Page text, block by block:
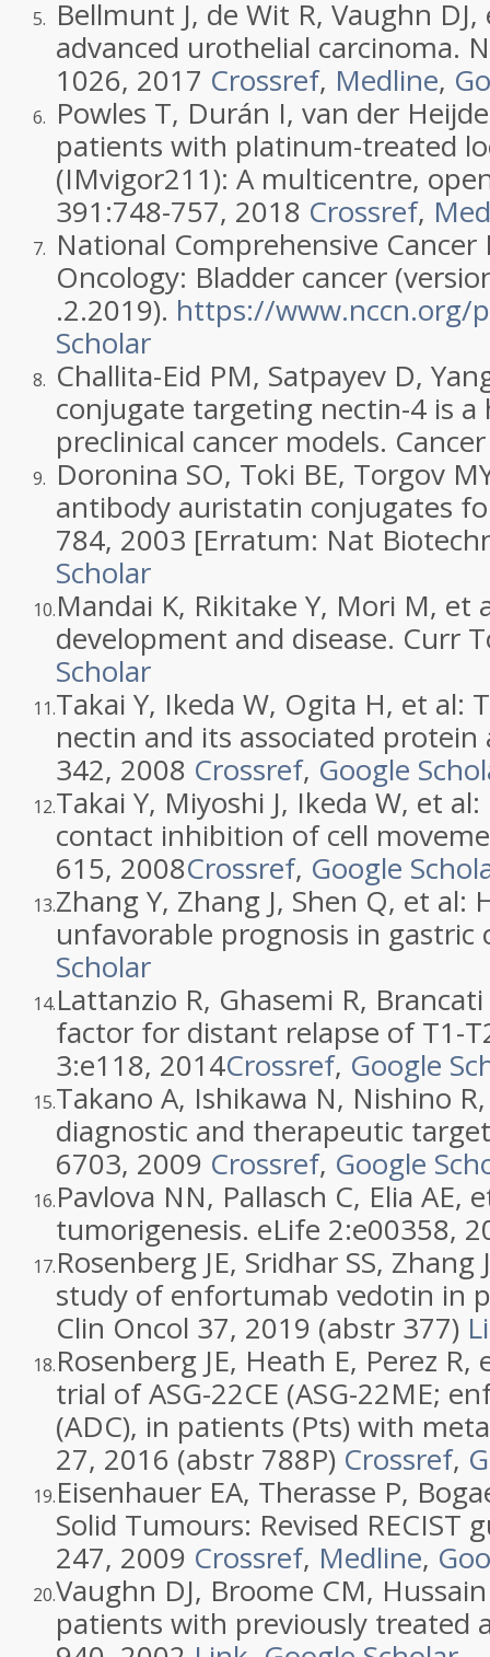
5. Bellmunt J, de Wit R, Vaughn
advanced urothelial carcinoma.
1026, 2017 Crossref, Medline,
6. Powles T, Durán I, van der
patients with platinum-treated
(IMvigor211): A multicentre,
391:748-757, 2018 Crossref,
7. National Comprehensive
Oncology: Bladder cancer
.2.2019). https://www.nccn.org/
Scholar
8. Challita-Eid PM, Satpayev D,
conjugate targeting nectin-4 is
preclinical cancer models.
9. Doronina SO, Toki BE, Torgov
antibody auristatin conjugates
784, 2003 [Erratum: Nat
Scholar
10.Mandai K, Rikitake Y, Mori M,
development and disease. Curr
Scholar
11.Takai Y, Ikeda W, Ogita H, et al:
nectin and its associated protein
342, 2008 Crossref, Google
12.Takai Y, Miyoshi J, Ikeda W, et
contact inhibition of cell
615, 2008Crossref, Google
13.Zhang Y, Zhang J, Shen Q, et
unfavorable prognosis in
Scholar
14.Lattanzio R, Ghasemi R,
factor for distant relapse of T1-
3:e118, 2014Crossref, Google
15.Takano A, Ishikawa N, Nishino
diagnostic and therapeutic
6703, 2009 Crossref, Google
16.Pavlova NN, Pallasch C, Elia
tumorigenesis. eLife 2:e00358,
17.Rosenberg JE, Sridhar SS,
study of enfortumab vedotin in
Clin Oncol 37, 2019 (abstr 377)
18.Rosenberg JE, Heath E, Perez
trial of ASG-22CE (ASG-22ME;
(ADC), in patients (Pts) with
27, 2016 (abstr 788P) Crossref,
19.Eisenhauer EA, Therasse P,
Solid Tumours: Revised RECIST
247, 2009 Crossref, Medline,
20.Vaughn DJ, Broome CM,
patients with previously treated